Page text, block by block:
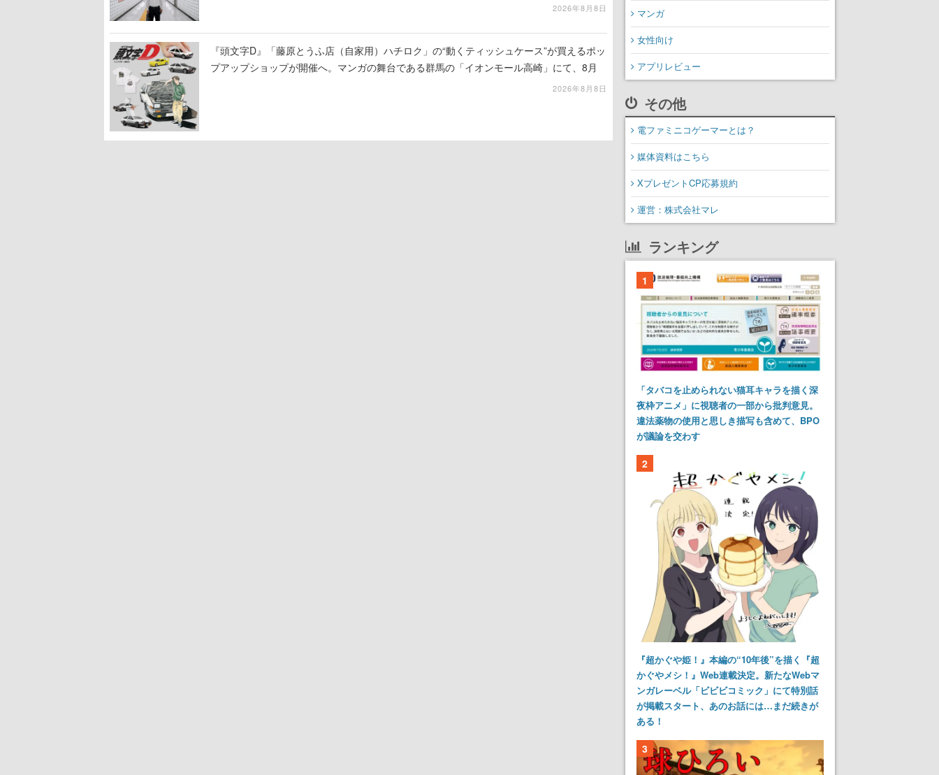
2026年8月8日
『頭文字D』「藤原とうふ店（自家用）ハチロク」の“動くティッシュケース”が買えるポッ
プアップショップが開催へ。マンガの舞台である群馬の「イオンモール高崎」にて、8月
2026年8月8日
マンガ
女性向け
アプリレビュー
その他
電ファミニコゲーマーとは？
媒体資料はこちら
XプレゼントCP応募規約
運営：株式会社マレ
ランキング
1
「タバコを止められない猫耳キャラを描く深
夜枠アニメ」に視聴者の一部から批判意見。
違法薬物の使用と思しき描写も含めて、BPO
が議論を交わす
2
『超かぐや姫！』本編の“10年後”を描く『超
かぐやメシ！』Web連載決定。新たなWebマ
ンガレーベル「ビビビコミック」にて特別話
が掲載スタート、あのお話には…まだ続きが
ある！
3